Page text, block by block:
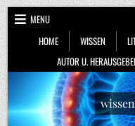
Skip
to
content
MENU
HOME
WISSEN
AUTOR U.